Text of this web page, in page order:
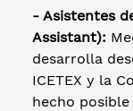
- Asistentes
Assistant):
desarrolla
ICETEX y la
hecho